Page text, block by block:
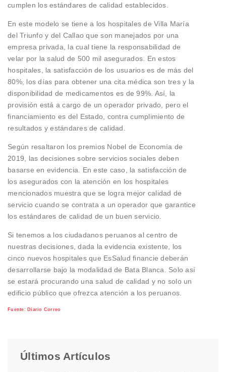
cumplen los estándares de calidad establecidos.
En este modelo se tiene a los hospitales de Villa María
del Triunfo y del Callao que son manejados por una
empresa privada, la cual tiene la responsabilidad de
velar por la salud de 500 mil asegurados. En estos
hospitales, la satisfacción de los usuarios es de más del
80%, los días para obtener una cita médica son tres y la
disponibilidad de medicamentos es de 99%. Así, la
provisión está a cargo de un operador privado, pero el
financiamiento es del Estado, contra cumplimiento de
resultados y estándares de calidad.
Según resaltaron los premios Nobel de Economía de
2019, las decisiones sobre servicios sociales deben
basarse en evidencia. En este caso, la satisfacción de
los asegurados con la atención en los hospitales
mencionados muestra que se logra mejor calidad de
servicio cuando se contrata a un operador que garantice
los estándares de calidad de un buen servicio.
Si tenemos a los ciudadanos peruanos al centro de
nuestras decisiones, dada la evidencia existente, los
cinco nuevos hospitales que EsSalud financie deberán
desarrollarse bajo la modalidad de Bata Blanca. Solo así
se estará procurando una salud de calidad y no solo un
edificio público que ofrezca atención a los peruanos.
Fuente: Diario Correo
Últimos Artículos